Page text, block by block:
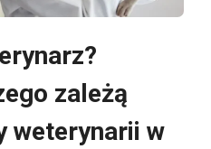
zależą
weterynarii w